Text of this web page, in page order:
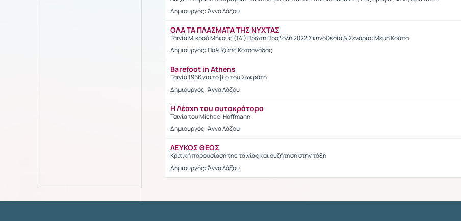
Δημιουργός: Άννα Λάζου
ΟΛΑ ΤΑ ΠΛΑΣΜΑΤΑ ΤΗΣ ΝΥΧΤΑΣ
Ταινία Μικρού Μήκους (14') Πρώτη Προβολή 2022 Σκηνοθεσία & Σενάριο: Μέμη Κούπα
Δημιουργός: Πολυζώης Κοτσανάδας
Barefoot in Athens
Ταινία 1966 για το βίο του Σωκράτη
Δημιουργός: Άννα Λάζου
Η Λέσχη του αυτοκράτορα
Ταινία του Michael Hoffmann
Δημιουργός: Άννα Λάζου
ΛΕΥΚΟΣ ΘΕΟΣ
Κριτική παρουσίαση της ταινίας και συζήτηση στην τάξη
Δημιουργός: Άννα Λάζου